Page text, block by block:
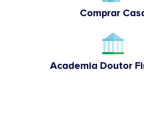
Comprar
Academia Doutor